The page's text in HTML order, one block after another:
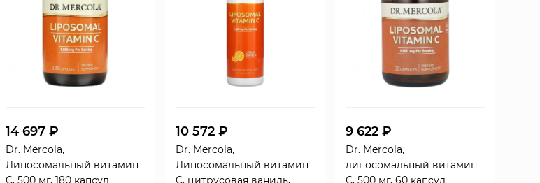
14 697 ₽
Dr. Mercola,
Липосомальный витамин
C, 500 мг, 180 капсул
10 572 ₽
Dr. Mercola,
Липосомальный витамин
C, цитрусовая ваниль,
9 622 ₽
Dr. Mercola,
липосомальный витамин
С, 500 мг, 60 капсул